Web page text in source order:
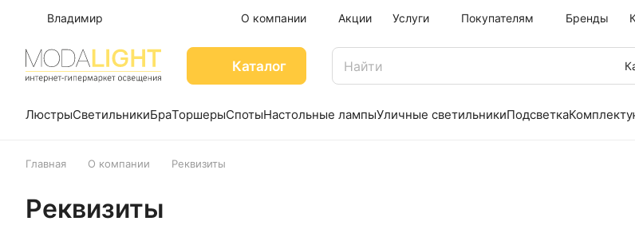
Владимир О компании Акции Услуги Покупателям Бренды
Каталог
ЛюстрыСветильникиБраТоршерыСпотыНастольные лампыУличные светильникиПодсветка
Главная О компании Реквизиты
Реквизиты